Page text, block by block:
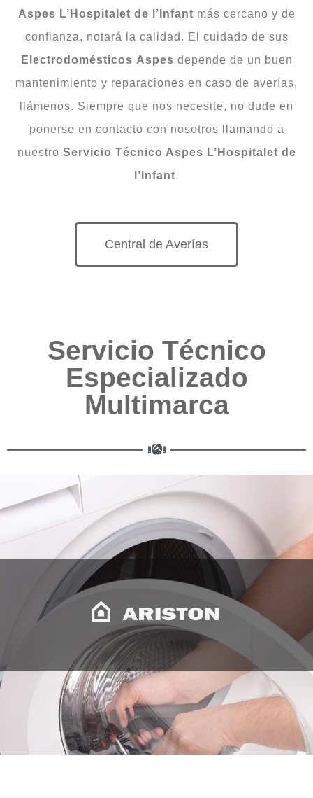
Aspes L’Hospitalet de l’Infant más cercano y de
confianza, notará la calidad. El cuidado de sus
Electrodomésticos Aspes depende de un buen
mantenimiento y reparaciones en caso de averías,
llámenos. Siempre que nos necesite, no dude en
ponerse en contacto con nosotros llamando a
nuestro Servicio Técnico Aspes L’Hospitalet de
l’Infant.
Central de Averías
Servicio Técnico
Especializado
Multimarca